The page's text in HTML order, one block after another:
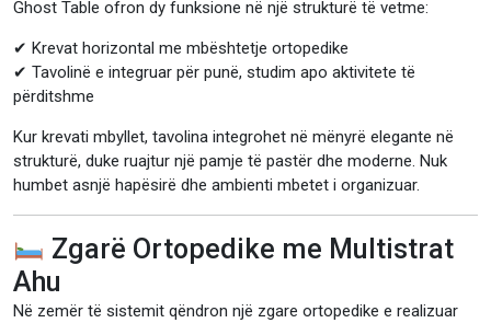
Ghost Table ofron dy funksione në një strukturë të vetme:
✔ Krevat horizontal me mbështetje ortopedike
✔ Tavolinë e integruar për punë, studim apo aktivitete të
përditshme
Kur krevati mbyllet, tavolina integrohet në mënyrë elegante në
strukturë, duke ruajtur një pamje të pastër dhe moderne. Nuk
humbet asnjë hapësirë dhe ambienti mbetet i organizuar.
Zgarë Ortopedike me Multistrat
Ahu
Në zemër të sistemit qëndron një zgare ortopedike e realizuar